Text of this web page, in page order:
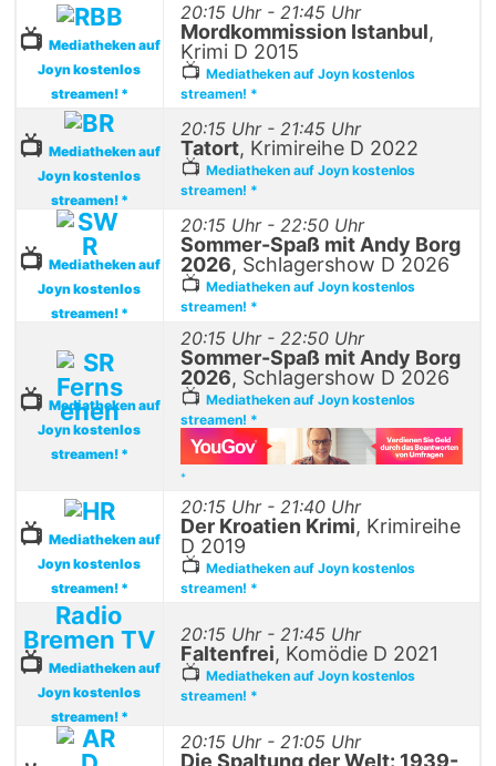
📺 Mediatheken auf
Joyn kostenlos
streamen! *
20:15 Uhr - 21:45 Uhr
Mordkommission Istanbul,
Krimi D 2015
📺 Mediatheken auf Joyn kostenlos
streamen! *
📺 Mediatheken auf
Joyn kostenlos
streamen! *
20:15 Uhr - 21:45 Uhr
Tatort, Krimireihe D 2022
📺 Mediatheken auf Joyn kostenlos
streamen! *
📺 Mediatheken auf
Joyn kostenlos
streamen! *
20:15 Uhr - 22:50 Uhr
Sommer-Spaß mit Andy Borg
2026, Schlagershow D 2026
📺 Mediatheken auf Joyn kostenlos
streamen! *
📺 Mediatheken auf
Joyn kostenlos
streamen! *
20:15 Uhr - 22:50 Uhr
Sommer-Spaß mit Andy Borg
2026, Schlagershow D 2026
📺 Mediatheken auf Joyn kostenlos
streamen! *
*
📺 Mediatheken auf
Joyn kostenlos
streamen! *
20:15 Uhr - 21:40 Uhr
Der Kroatien Krimi, Krimireihe
D 2019
📺 Mediatheken auf Joyn kostenlos
streamen! *
Radio
Bremen TV
📺 Mediatheken auf
Joyn kostenlos
streamen! *
20:15 Uhr - 21:45 Uhr
Faltenfrei, Komödie D 2021
📺 Mediatheken auf Joyn kostenlos
streamen! *
20:15 Uhr - 21:05 Uhr
Die Spaltung der Welt: 1939-